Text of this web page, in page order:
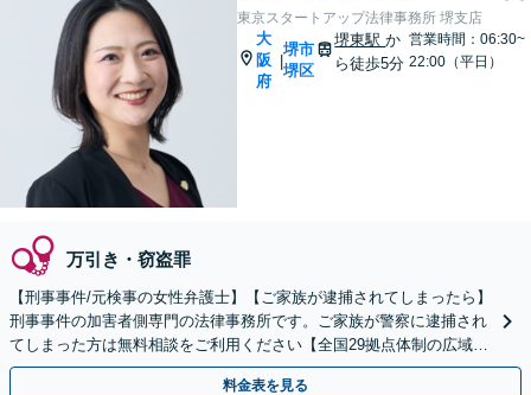
東京スタートアップ法律事務所 堺支店
大
阪
府
|
堺市
堺区
堺東駅か
ら徒歩5分
営業時間：06:30~
22:00（平日）
万引き・窃盗罪
【刑事事件/元検事の女性弁護士】【ご家族が逮捕されてしまったら】
刑事事件の加害者側専門の法律事務所です。ご家族が警察に逮捕され
てしまった方は無料相談をご利用ください【全国29拠点体制の広域対
応】【弁護士待機中/当日中の電話相談可(予約制)】
料金表を見る